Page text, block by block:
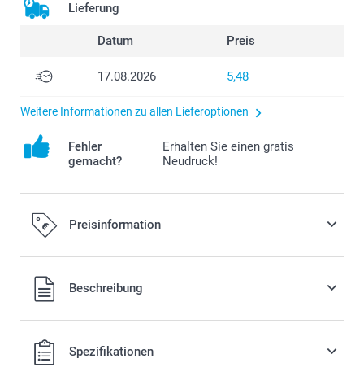
Lieferung
Datum Preis
17.08.2026 5,48
Weitere Informationen zu allen Lieferoptionen
Fehler
gemacht?
Erhalten Sie einen gratis
Neudruck!
Preisinformation
Alle Preise verstehen sich in EURO (€) inkl. MwSt. und zzgl.
Versandkosten.Beschreibung
Spezifikationen